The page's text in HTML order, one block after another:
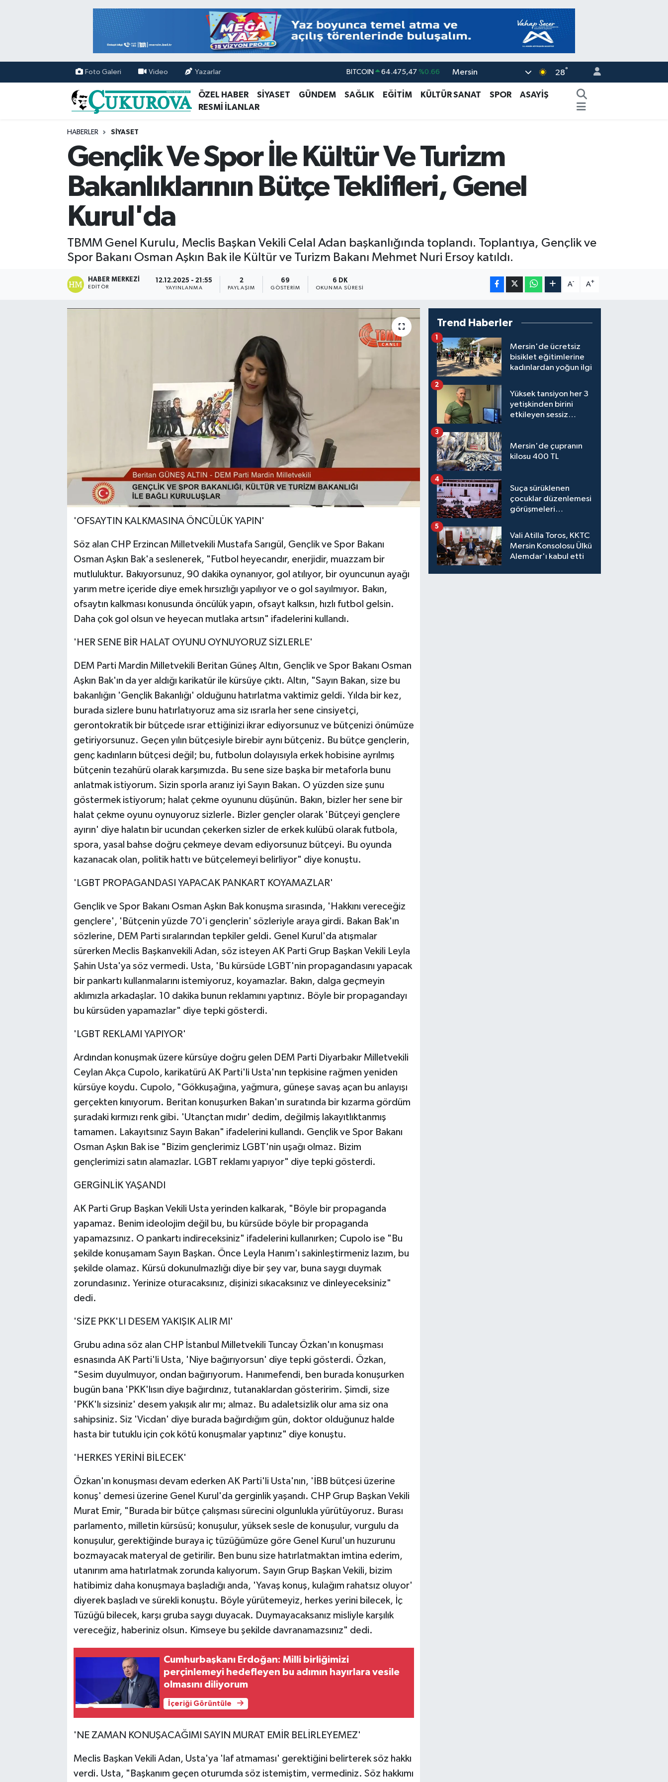
Foto Galeri Video Yazarlar DOLAR 47,5986 %0.06
EURO 55,0700 %0.1
BITCOIN 64.475,47 %0.66
Mersin 28°
ÖZEL HABER SİYASET GÜNDEM SAĞLIK EĞİTİM KÜLTÜR SANAT SPOR
ASAYİŞ
RESMİ İLANLAR
HABERLER SİYASET
Gençlik Ve Spor İle Kültür Ve Turizm
Bakanlıklarının Bütçe Teklifleri, Genel
Kurul'da
TBMM Genel Kurulu, Meclis Başkan Vekili Celal Adan başkanlığında toplandı. Toplantıya, Gençlik ve
Spor Bakanı Osman Aşkın Bak ile Kültür ve Turizm Bakanı Mehmet Nuri Ersoy katıldı.
HABER MERKEZI
EDITÖR
12.12.2025 - 21:55
YAYINLANMA
2
PAYLAŞIM
69
GÖSTERIM
6 DK
OKUNMA SÜRESI
A- A+
'OFSAYTIN KALKMASINA ÖNCÜLÜK YAPIN'
Söz alan CHP Erzincan Milletvekili Mustafa Sarıgül, Gençlik ve Spor Bakanı
Osman Aşkın Bak'a seslenerek, "Futbol heyecandır, enerjidir, muazzam bir
mutluluktur. Bakıyorsunuz, 90 dakika oynanıyor, gol atılıyor, bir oyuncunun ayağı
yarım metre içeride diye emek hırsızlığı yapılıyor ve o gol sayılmıyor. Bakın,
ofsaytın kalkması konusunda öncülük yapın, ofsayt kalksın, hızlı futbol gelsin.
Daha çok gol olsun ve heyecan mutlaka artsın" ifadelerini kullandı.
'HER SENE BİR HALAT OYUNU OYNUYORUZ SİZLERLE'
DEM Parti Mardin Milletvekili Beritan Güneş Altın, Gençlik ve Spor Bakanı Osman
Aşkın Bak'ın da yer aldığı karikatür ile kürsüye çıktı. Altın, "Sayın Bakan, size bu
bakanlığın 'Gençlik Bakanlığı' olduğunu hatırlatma vaktimiz geldi. Yılda bir kez,
burada sizlere bunu hatırlatıyoruz ama siz ısrarla her sene cinsiyetçi,
gerontokratik bir bütçede ısrar ettiğinizi ikrar ediyorsunuz ve bütçenizi önümüze
getiriyorsunuz. Geçen yılın bütçesiyle birebir aynı bütçeniz. Bu bütçe gençlerin,
genç kadınların bütçesi değil; bu, futbolun dolayısıyla erkek hobisine ayrılmış
bütçenin tezahürü olarak karşımızda. Bu sene size başka bir metaforla bunu
anlatmak istiyorum. Sizin sporla aranız iyi Sayın Bakan. O yüzden size şunu
göstermek istiyorum; halat çekme oyununu düşünün. Bakın, bizler her sene bir
halat çekme oyunu oynuyoruz sizlerle. Bizler gençler olarak 'Bütçeyi gençlere
ayırın' diye halatın bir ucundan çekerken sizler de erkek kulübü olarak futbola,
spora, yasal bahse doğru çekmeye devam ediyorsunuz bütçeyi. Bu oyunda
kazanacak olan, politik hattı ve bütçelemeyi belirliyor" diye konuştu.
'LGBT PROPAGANDASI YAPACAK PANKART KOYAMAZLAR'
Gençlik ve Spor Bakanı Osman Aşkın Bak konuşma sırasında, 'Hakkını vereceğiz
gençlere', 'Bütçenin yüzde 70'i gençlerin' sözleriyle araya girdi. Bakan Bak'ın
sözlerine, DEM Parti sıralarından tepkiler geldi. Genel Kurul'da atışmalar
sürerken Meclis Başkanvekili Adan, söz isteyen AK Parti Grup Başkan Vekili Leyla
Şahin Usta'ya söz vermedi. Usta, 'Bu kürsüde LGBT'nin propagandasını yapacak
bir pankartı kullanmalarını istemiyoruz, koyamazlar. Bakın, dalga geçmeyin
aklımızla arkadaşlar. 10 dakika bunun reklamını yaptınız. Böyle bir propagandayı
bu kürsüden yapamazlar" diye tepki gösterdi.
'LGBT REKLAMI YAPIYOR'
Ardından konuşmak üzere kürsüye doğru gelen DEM Parti Diyarbakır Milletvekili
Ceylan Akça Cupolo, karikatürü AK Parti'li Usta'nın tepkisine rağmen yeniden
kürsüye koydu. Cupolo, "Gökkuşağına, yağmura, güneşe savaş açan bu anlayışı
gerçekten kınıyorum. Beritan konuşurken Bakan'ın suratında bir kızarma gördüm
şuradaki kırmızı renk gibi. 'Utançtan mıdır' dedim, değilmiş lakayıtlıktanmış
tamamen. Lakayıtsınız Sayın Bakan" ifadelerini kullandı. Gençlik ve Spor Bakanı
Osman Aşkın Bak ise "Bizim gençlerimiz LGBT'nin uşağı olmaz. Bizim
gençlerimizi satın alamazlar. LGBT reklamı yapıyor" diye tepki gösterdi.
GERGİNLİK YAŞANDI
AK Parti Grup Başkan Vekili Usta yerinden kalkarak, "Böyle bir propaganda
yapamaz. Benim ideolojim değil bu, bu kürsüde böyle bir propaganda
yapamazsınız. O pankartı indireceksiniz" ifadelerini kullanırken; Cupolo ise "Bu
şekilde konuşamam Sayın Başkan. Önce Leyla Hanım'ı sakinleştirmeniz lazım, bu
şekilde olamaz. Kürsü dokunulmazlığı diye bir şey var, buna saygı duymak
zorundasınız. Yerinize oturacaksınız, dişinizi sıkacaksınız ve dinleyeceksiniz"
dedi.
'SİZE PKK'LI DESEM YAKIŞIK ALIR MI'
Grubu adına söz alan CHP İstanbul Milletvekili Tuncay Özkan'ın konuşması
esnasında AK Parti'li Usta, 'Niye bağırıyorsun' diye tepki gösterdi. Özkan,
"Sesim duyulmuyor, ondan bağırıyorum. Hanımefendi, ben burada konuşurken
bugün bana 'PKK'lısın diye bağırdınız, tutanaklardan gösteririm. Şimdi, size
'PKK'lı sizsiniz' desem yakışık alır mı; almaz. Bu adaletsizlik olur ama siz ona
sahipsiniz. Siz 'Vicdan' diye burada bağırdığım gün, doktor olduğunuz halde
hasta bir tutuklu için çok kötü konuşmalar yaptınız" diye konuştu.
'HERKES YERİNİ BİLECEK'
Özkan'ın konuşması devam ederken AK Parti'li Usta'nın, 'İBB bütçesi üzerine
konuş' demesi üzerine Genel Kurul'da gerginlik yaşandı. CHP Grup Başkan Vekili
Murat Emir, "Burada bir bütçe çalışması sürecini olgunlukla yürütüyoruz. Burası
parlamento, milletin kürsüsü; konuşulur, yüksek sesle de konuşulur, vurgulu da
konuşulur, gerektiğinde buraya iç tüzüğümüze göre Genel Kurul'un huzurunu
bozmayacak materyal de getirilir. Ben bunu size hatırlatmaktan imtina ederim,
utanırım ama hatırlatmak zorunda kalıyorum. Sayın Grup Başkan Vekili, bizim
hatibimiz daha konuşmaya başladığı anda, 'Yavaş konuş, kulağım rahatsız oluyor'
diyerek başladı ve sürekli konuştu. Böyle yürütemeyiz, herkes yerini bilecek, İç
Tüzüğü bilecek, karşı gruba saygı duyacak. Duymayacaksanız misliyle karşılık
vereceğiz, haberiniz olsun. Kimseye bu şekilde davranamazsınız" dedi.
Cumhurbaşkanı Erdoğan: Milli birliğimizi
perçinlemeyi hedefleyen bu adımın hayırlara vesile
olmasını diliyorum
İçeriği Görüntüle
'NE ZAMAN KONUŞACAĞIMI SAYIN MURAT EMİR BELİRLEYEMEZ'
Meclis Başkan Vekili Adan, Usta'ya 'laf atmaması' gerektiğini belirterek söz hakkı
verdi. Usta, "Başkanım geçen oturumda söz istemiştim, vermediniz. Söz hakkımı
Trend Haberler
Mersin'de ücretsiz
bisiklet eğitimlerine
kadınlardan yoğun ilgi
1
Yüksek tansiyon her 3
yetişkinden birini
etkileyen sessiz
2
Mersin'de çupranın
kilosu 400 TL
3
Suça sürüklenen
çocuklar düzenlemesi
görüşmeleri
4
Vali Atilla Toros, KKTC
Mersin Konsolosu Ülkü
Alemdar'ı kabul etti
5
Mersin Nöbetçi Eczaneler
Mersin Hava Durumu
Mersin Namaz Vakitleri
Mersin Trafik Yoğunluk Haritası
Tüm Manşetler
Son Dakika Haberleri
Haber Arşivi